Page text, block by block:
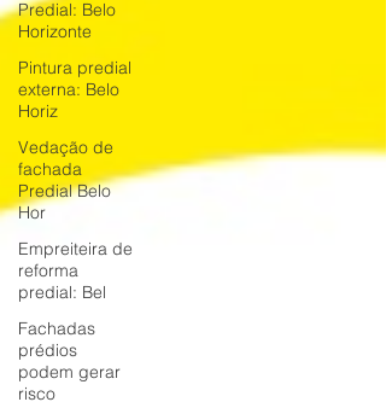
Predial: Belo
Horizonte
Pintura predial
externa: Belo
Horiz
Vedação de
fachada
Predial Belo
Hor
Empreiteira de
reforma
predial: Bel
Fachadas
prédios
podem gerar
risco